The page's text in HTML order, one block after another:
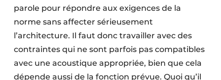
parole pour répondre aux exigences de la
norme sans affecter sérieusement
l’architecture. Il faut donc travailler avec des
contraintes qui ne sont parfois pas compatibles
avec une acoustique appropriée, bien que cela
dépende aussi de la fonction prévue. Quoi qu’il